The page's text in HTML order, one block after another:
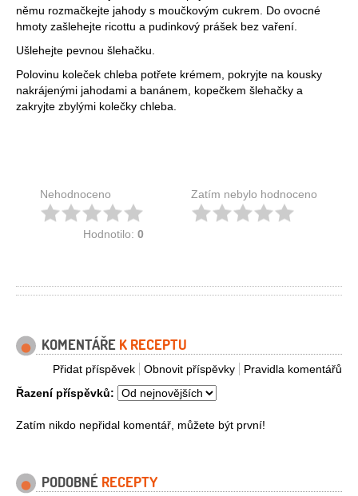
němu rozmačkejte jahody s moučkovým cukrem. Do ovocné
hmoty zašlehejte ricottu a pudinkový prášek bez vaření.
Ušlehejte pevnou šlehačku.
Polovinu koleček chleba potřete krémem, pokryjte na kousky
nakrájenými jahodami a banánem, kopečkem šlehačky a
zakryjte zbylými kolečky chleba.
Nehodnoceno
Hodnotilo: 0
Zatím nebylo hodnoceno
KOMENTÁŘE K RECEPTU
Pravidla komentářů
Obnovit příspěvky
Přidat příspěvek
Řazení příspěvků:
Zatím nikdo nepřidal komentář, můžete být první!
PODOBNÉ RECEPTY